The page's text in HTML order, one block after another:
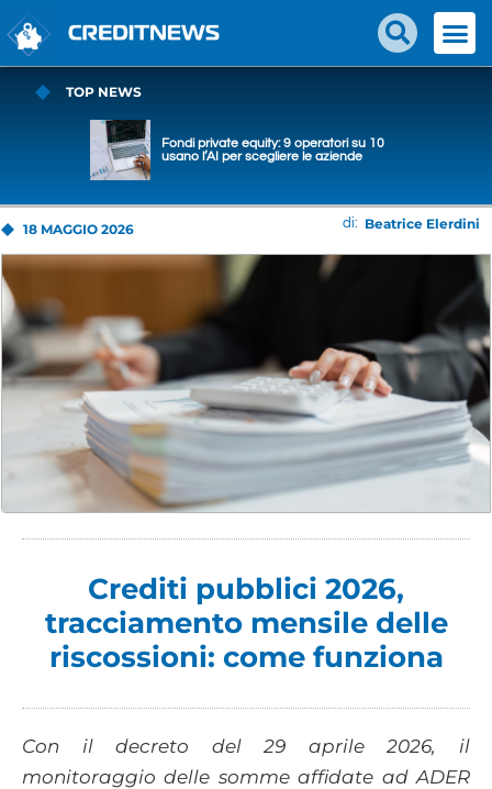
TOP NEWS
Fondi private equity: 9 operatori su 10
usano l’AI per scegliere le aziende
18 MAGGIO 2026 di: Beatrice Elerdini
Crediti pubblici 2026,
tracciamento mensile delle
riscossioni: come funziona
Con il decreto del 29 aprile 2026, il
monitoraggio delle somme affidate ad ADER